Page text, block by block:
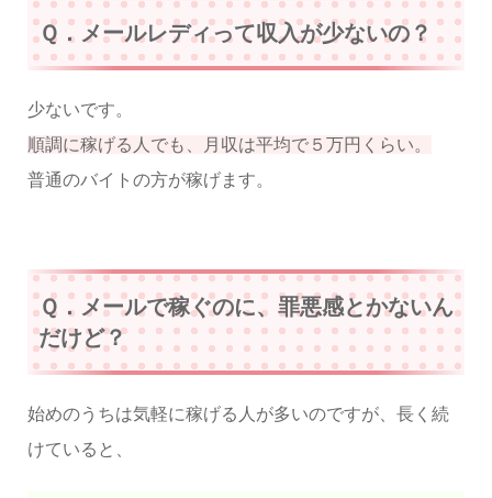
Ｑ．メールレディって収入が少ないの？
少ないです。
順調に稼げる人でも、月収は平均で５万円くらい。
普通のバイトの方が稼げます。
Ｑ．メールで稼ぐのに、罪悪感とかないん
だけど？
始めのうちは気軽に稼げる人が多いのですが、長く続
けていると、